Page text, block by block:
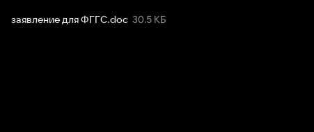
заявление для ФГГС.doc 30.5 КБ